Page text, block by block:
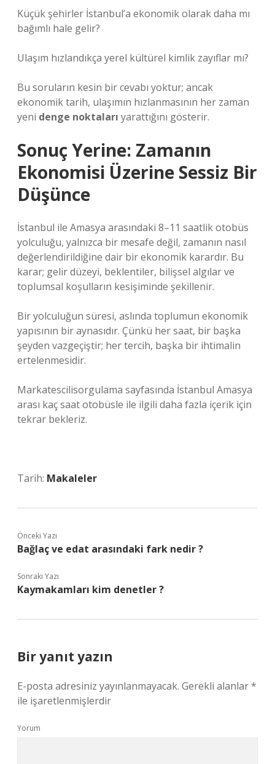
Küçük şehirler İstanbul’a ekonomik olarak daha mı
bağımlı hale gelir?
Ulaşım hızlandıkça yerel kültürel kimlik zayıflar mı?
Bu soruların kesin bir cevabı yoktur; ancak
ekonomik tarih, ulaşımın hızlanmasının her zaman
yeni denge noktaları yarattığını gösterir.
Sonuç Yerine: Zamanın
Ekonomisi Üzerine Sessiz Bir
Düşünce
İstanbul ile Amasya arasındaki 8–11 saatlik otobüs
yolculuğu, yalnızca bir mesafe değil, zamanın nasıl
değerlendirildiğine dair bir ekonomik karardır. Bu
karar; gelir düzeyi, beklentiler, bilişsel algılar ve
toplumsal koşulların kesişiminde şekillenir.
Bir yolculuğun süresi, aslında toplumun ekonomik
yapısının bir aynasıdır. Çünkü her saat, bir başka
şeyden vazgeçiştir; her tercih, başka bir ihtimalin
ertelenmesidir.
Markatescilisorgulama sayfasında İstanbul Amasya
arası kaç saat otobüsle ile ilgili daha fazla içerik için
tekrar bekleriz.
Tarih: Makaleler
Önceki Yazı
Bağlaç ve edat arasındaki fark nedir ?
Sonraki Yazı
Kaymakamları kim denetler ?
Bir yanıt yazın
E-posta adresiniz yayınlanmayacak. Gerekli alanlar*
ile işaretlenmişlerdir
Yorum